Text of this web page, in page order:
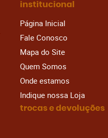
institucional
Página Inicial
Fale Conosco
Mapa do Site
Quem Somos
Onde estamos
Indique nossa Loja
trocas e devoluções